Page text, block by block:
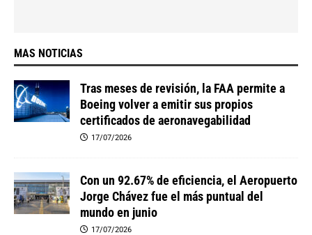
MAS NOTICIAS
Tras meses de revisión, la FAA permite a
Boeing volver a emitir sus propios
certificados de aeronavegabilidad
17/07/2026
Con un 92.67% de eficiencia, el Aeropuerto
Jorge Chávez fue el más puntual del
mundo en junio
17/07/2026